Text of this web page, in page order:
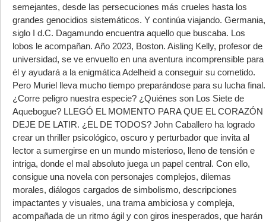
semejantes, desde las persecuciones más crueles hasta los
grandes genocidios sistemáticos. Y continúa viajando. Germania,
siglo I d.C. Dagamundo encuentra aquello que buscaba. Los
lobos le acompañan. Año 2023, Boston. Aisling Kelly, profesor de
universidad, se ve envuelto en una aventura incomprensible para
él y ayudará a la enigmática Adelheid a conseguir su cometido.
Pero Muriel lleva mucho tiempo preparándose para su lucha final.
¿Corre peligro nuestra especie? ¿Quiénes son Los Siete de
Aquebogue? LLEGÓ EL MOMENTO PARA QUE EL CORAZÓN
DEJE DE LATIR. ¿EL DE TODOS? John Caballero ha logrado
crear un thriller psicológico, oscuro y perturbador que invita al
lector a sumergirse en un mundo misterioso, lleno de tensión e
intriga, donde el mal absoluto juega un papel central. Con ello,
consigue una novela con personajes complejos, dilemas
morales, diálogos cargados de simbolismo, descripciones
impactantes y visuales, una trama ambiciosa y compleja,
acompañada de un ritmo ágil y con giros inesperados, que harán